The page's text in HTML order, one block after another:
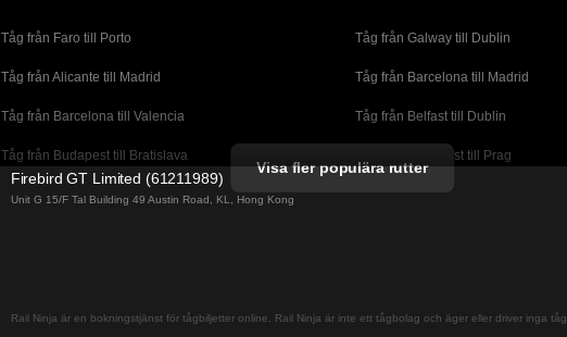
Tåg från Faro till Porto Tåg från Galway till Dublin
Tåg från Alicante till Madrid Tåg från Barcelona till Madrid
Tåg från Barcelona till Valencia Tåg från Belfast till Dublin
Tåg från Budapest till Bratislava Tåg från Budapest till Prag
Tåg från Coimbra till Porto
Tåg från Lissabon till Lagos Tåg från Lissabon till Madrid
Visa fler populära rutter
Firebird GT Limited (61211989)
Unit G 15/F Tal Building 49 Austin Road, KL, Hong Kong
Rail Ninja är en bokningstjänst för tågbiljetter online. Rail Ninja är inte ett tågbolag och äger eller driver inga tåg.